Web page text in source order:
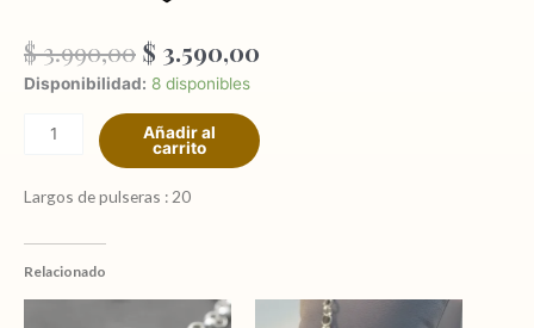
$3.990,00 El
precio
original
era:
$ 3.990,00.
$ 3.590,00
es:
$ 3.590,00.
Disponibilidad: 8 disponibles
Pulsera
3mm
y
con
marinero
Añadir al
carrito
Largos de pulseras : 20
Relacionado